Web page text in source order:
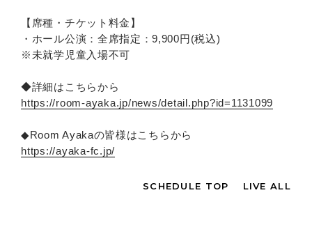
【席種・チケット料金】
・ホール公演：全席指定：9,900円(税込)
※未就学児童入場不可
◆詳細はこちらから
https://room-ayaka.jp/news/detail.php?id=1131099
◆Room Ayakaの皆様はこちらから
https://ayaka-fc.jp/
SCHEDULE TOP LIVE ALL